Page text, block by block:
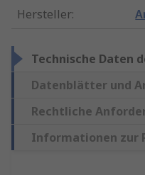
Hersteller:
Technische Daten
Datenblätter und
Rechtliche
Informationen zur